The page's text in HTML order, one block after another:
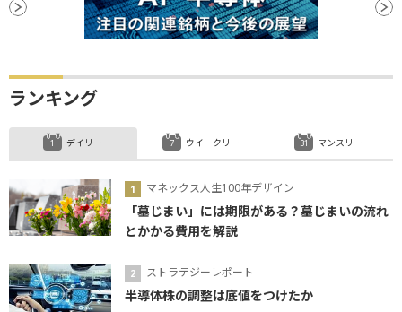
ランキング
デイリー
マネックス人生100年デザイン
「墓じまい」には期限がある？墓じまいの流れ
とかかる費用を解説
ストラテジーレポート
半導体株の調整は底値をつけたか
ウイークリー マンスリー